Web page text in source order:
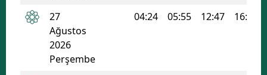
27
Ağustos
2026
Perşembe
04:24 05:55 12:47 16:30